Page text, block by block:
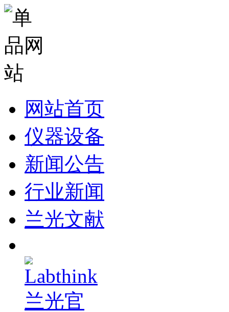
网站首页
仪器设备
新闻公告
行业新闻
兰光文献